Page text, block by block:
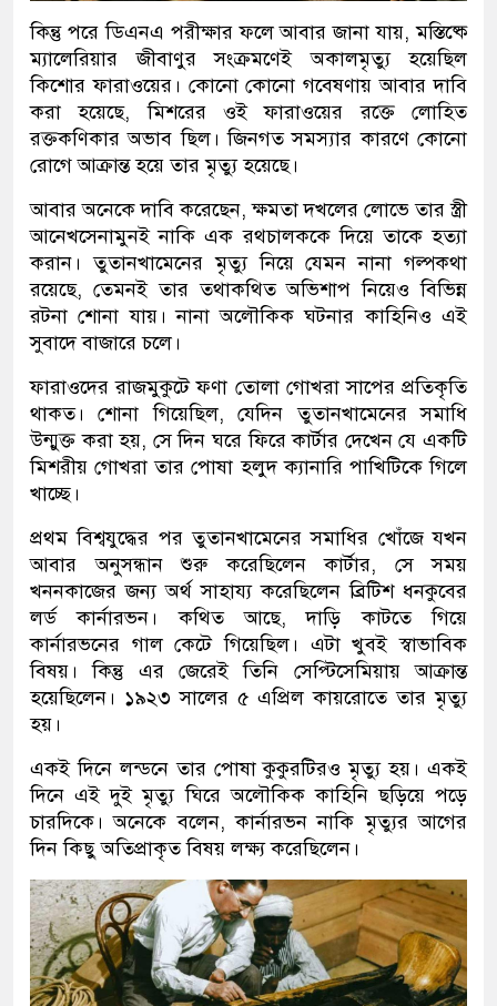
কিন্তু পরে ডিএনএ পরীক্ষার ফলে আবার জানা যায়, মস্তিষ্কে
ম্যালেরিয়ার জীবাণুর সংক্রমণেই অকালমৃত্যু হয়েছিল
কিশোর ফারাওয়ের। কোনো কোনো গবেষণায় আবার দাবি
করা হয়েছে, মিশরের ওই ফারাওয়ের রক্তে লোহিত
রক্তকণিকার অভাব ছিল। জিনগত সমস্যার কারণে কোনো
রোগে আক্রান্ত হয়ে তার মৃত্যু হয়েছে।
আবার অনেকে দাবি করেছেন, ক্ষমতা দখলের লোভে তার স্ত্রী
আনেখসেনামুনই নাকি এক রথচালককে দিয়ে তাকে হত্যা
করান। তুতানখামেনের মৃত্যু নিয়ে যেমন নানা গল্পকথা
রয়েছে, তেমনই তার তথাকথিত অভিশাপ নিয়েও বিভিন্ন
রটনা শোনা যায়। নানা অলৌকিক ঘটনার কাহিনিও এই
সুবাদে বাজারে চলে।
ফারাওদের রাজমুকুটে ফণা তোলা গোখরা সাপের প্রতিকৃতি
থাকত। শোনা গিয়েছিল, যেদিন তুতানখামেনের সমাধি
উন্মুক্ত করা হয়, সে দিন ঘরে ফিরে কার্টার দেখেন যে একটি
মিশরীয় গোখরা তার পোষা হলুদ ক্যানারি পাখিটিকে গিলে
খাচ্ছে।
প্রথম বিশ্বযুদ্ধের পর তুতানখামেনের সমাধির খোঁজে যখন
আবার অনুসন্ধান শুরু করেছিলেন কার্টার, সে সময়
খননকাজের জন্য অর্থ সাহায্য করেছিলেন ব্রিটিশ ধনকুবের
লর্ড কার্নারভন। কথিত আছে, দাড়ি কাটতে গিয়ে
কার্নারভনের গাল কেটে গিয়েছিল। এটা খুবই স্বাভাবিক
বিষয়। কিন্তু এর জেরেই তিনি সেপ্টিসেমিয়ায় আক্রান্ত
হয়েছিলেন। ১৯২৩ সালের ৫ এপ্রিল কায়রোতে তার মৃত্যু
হয়।
একই দিনে লন্ডনে তার পোষা কুকুরটিরও মৃত্যু হয়। একই
দিনে এই দুই মৃত্যু ঘিরে অলৌকিক কাহিনি ছড়িয়ে পড়ে
চারদিকে। অনেকে বলেন, কার্নারভন নাকি মৃত্যুর আগের
দিন কিছু অতিপ্রাকৃত বিষয় লক্ষ্য করেছিলেন।